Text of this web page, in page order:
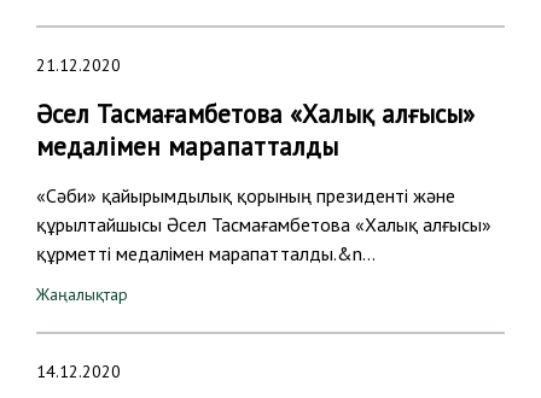
21.12.2020
Әсел Тасмағамбетова «Халық алғысы»
медалімен марапатталды
«Сәби» қайырымдылық қорының президенті және
құрылтайшысы Әсел Тасмағамбетова «Халық алғысы»
құрметті медалімен марапатталды.&n…
Жаңалықтар
14.12.2020